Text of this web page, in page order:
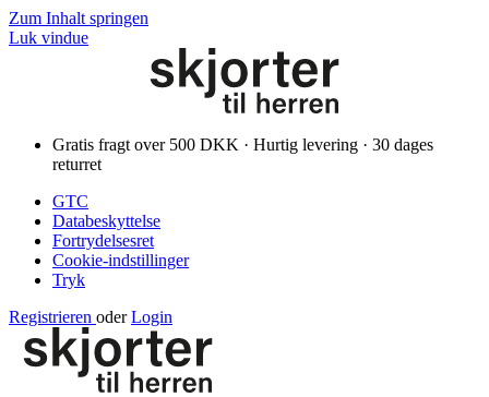
Zum Inhalt springen
Luk vindue
Gratis fragt over 500 DKK · Hurtig levering · 30 dages
returret
GTC
Databeskyttelse
Fortrydelsesret
Cookie-indstillinger
Tryk
Registrieren oder Login